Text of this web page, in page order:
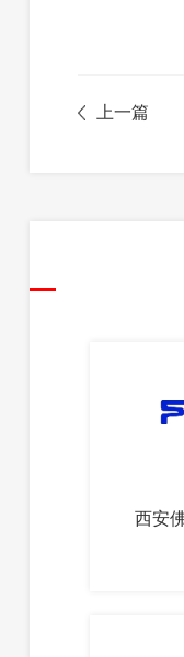
上一篇
西安